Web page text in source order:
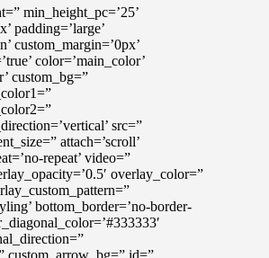
min_height_pc=’25’
padding=’large’
custom_margin=’0px’
color=’main_color’
custom_bg=”
src=”
attach=’scroll’
repeat’ video=”
overlay_color=”
bottom_border=’no-border-